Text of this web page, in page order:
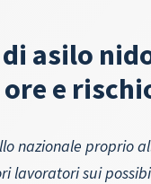
asilo
e
nazionale proprio
lavoratori sui